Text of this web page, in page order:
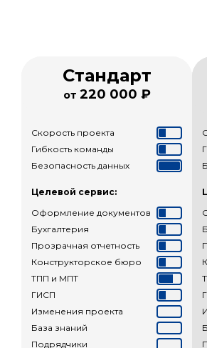
Стандарт
от 220 000 ₽
Скорость проекта
Гибкость команды
Безопасность данных
Целевой сервис:
Оформление документов
Бухгалтерия
Прозрачная отчетность
Конструкторское бюро
ТПП и МПТ
ГИСП
Изменения проекта
База знаний
Подрядчики